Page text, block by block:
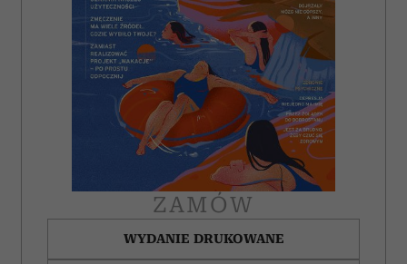
ZAMÓW
WYDANIE DRUKOWANE